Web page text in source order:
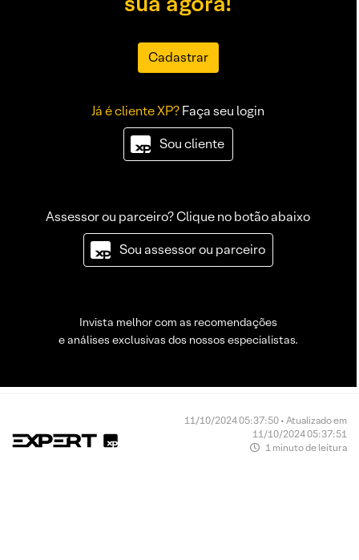
Cadastrar
Já é cliente XP?Faça seu login
Sou cliente
Assessor ou parceiro? Clique no botão abaixo
Sou assessor ou parceiro
Invista melhor com as recomendações
e análises exclusivas dos nossos especialistas.
11/10/2024 05:37:50 • Atualizado em
11/10/2024 05:37:51
1 minuto de leitura